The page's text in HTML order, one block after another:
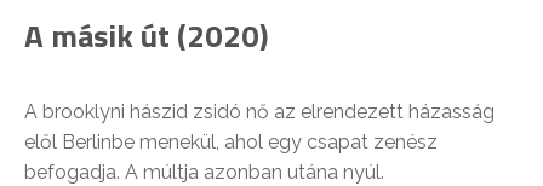
A másik út (2020)
A brooklyni hászid zsidó nő az elrendezett házasság
elől Berlinbe menekül, ahol egy csapat zenész
befogadja. A múltja azonban utána nyúl.